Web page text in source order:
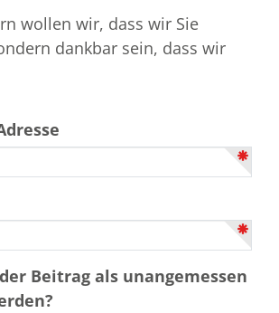
wollen wir, dass wir Sie
dankbar sein, dass wir
Beitrag als unangemessen